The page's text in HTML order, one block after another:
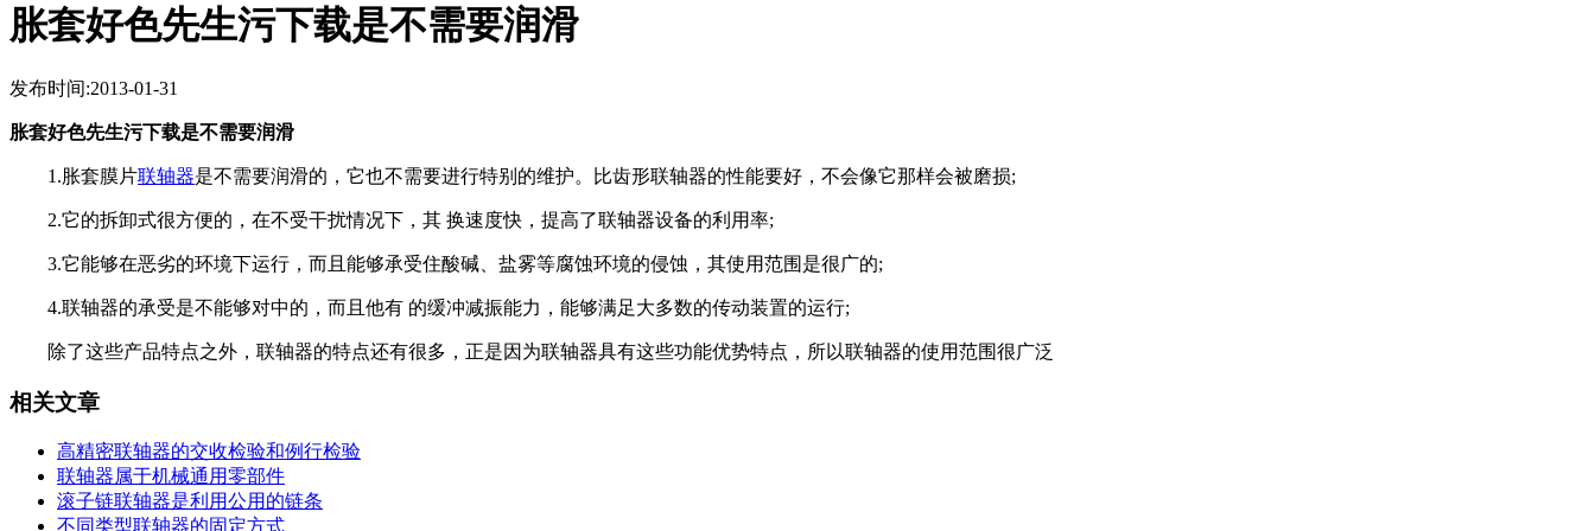
胀套好色先生污下载是不需要润滑
发布时间:2013-01-31
胀套好色先生污下载是不需要润滑
1.胀套膜片联轴器是不需要润滑的，它也不需要进行特别的维护。比齿形联轴器的性能要好，不会像它那样会被磨损;
2.它的拆卸式很方便的，在不受干扰情况下，其 换速度快，提高了联轴器设备的利用率;
3.它能够在恶劣的环境下运行，而且能够承受住酸碱、盐雾等腐蚀环境的侵蚀，其使用范围是很广的;
4.联轴器的承受是不能够对中的，而且他有 的缓冲减振能力，能够满足大多数的传动装置的运行;
除了这些产品特点之外，联轴器的特点还有很多，正是因为联轴器具有这些功能优势特点，所以联轴器的使用范围很广泛
相关文章
高精密联轴器的交收检验和例行检验
联轴器属于机械通用零部件
滚子链联轴器是利用公用的链条
不同类型联轴器的固定方式